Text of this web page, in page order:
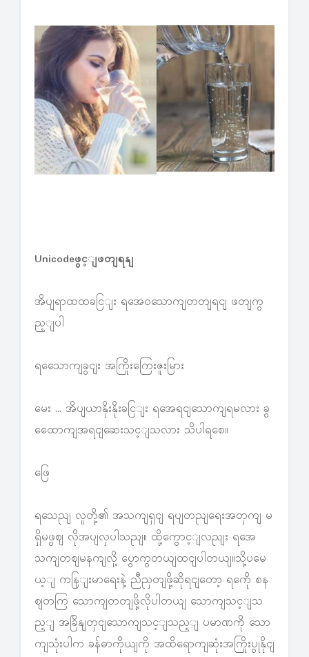
Unicodeဖွင့ျဖတျရနျ
အိပျရာထထခငြျး ရအေဝသောကျတတျရငျ ဖတျကွ
ည့ျပါ
ရသေောကျခွငျး အကြိုးကြေးဇူးမြား
မေး … အိပျယာနိုးနိုးခငြျး ရအေရငျသောကျရမလား ခွ
ထေောကျအရငျဆေးသင့ျသလား သိပါရစေ။
ဖြေ
ရသေညျ လူတို့၏ အသကျရှငျ ရပျတညျရေးအတှကျ မ
ရှိမဖွဈ လိုအပျလှပါသညျ။ ထို့ကွောင့ျလညျး ရအေ
သကျတဈမနကျလို့ ပွောကွတယျထငျပါတယျ။သို့ပမေ
ယ့ျ ကနြျးမာရေးနဲ့ ညီညှတျဖို့ဆိုရငျတော့ ရကေို စန
ဈတကြ သောကျတတျဖို့လိုပါတယျ သောကျသင့ျသ
ည့ျ အခြိနျတှငျသောကျသင့ျသည့ျ ပမာဏကို သော
ကျသုံးပါက ခန်ဓာကိုယျကို အထိရောကျဆုံးအကြိုးပွုနိုငျ